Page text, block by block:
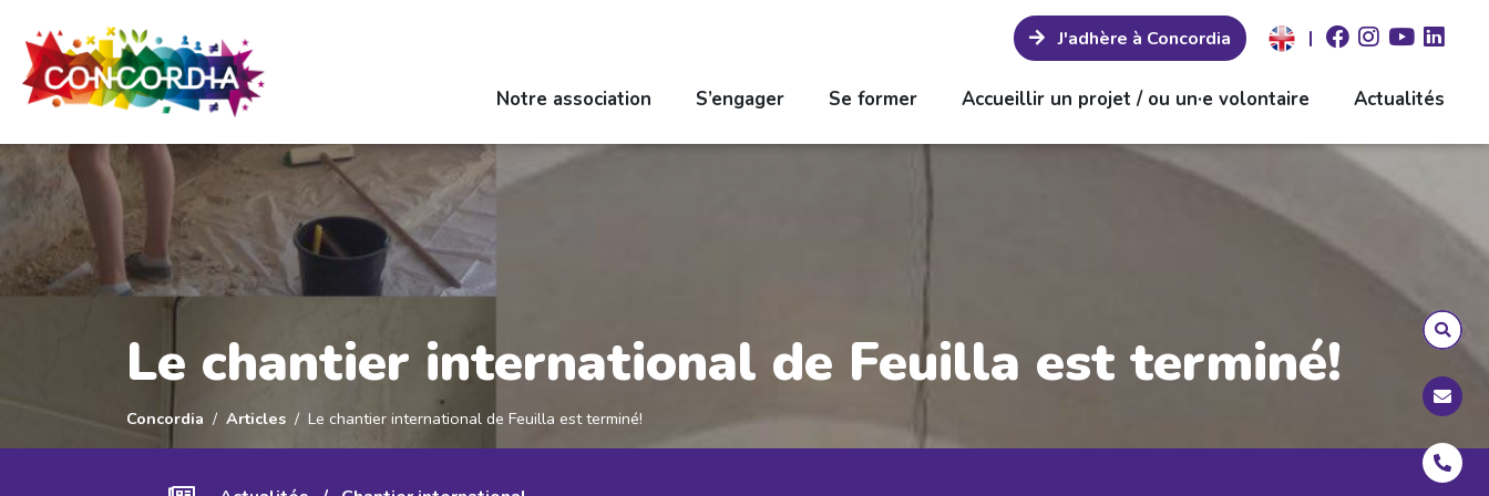
J'adhère à Concordia |
Notre association S’engager Se former Accueillir un projet / ou un·e volontaire Actualités
Le chantier international de Feuilla est terminé!
Concordia Articles Le chantier international de Feuilla est terminé!